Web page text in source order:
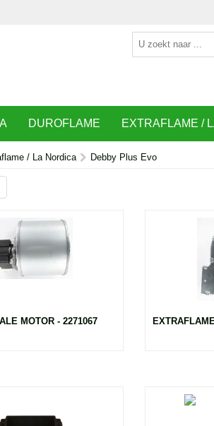
DUROFLAME EXTRAFLAME /
/ La Nordica Debby Plus Evo
MOTOR - 2271067